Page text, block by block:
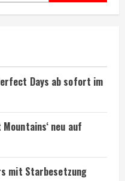
Days ab sofort im
neu auf
mit Starbesetzung